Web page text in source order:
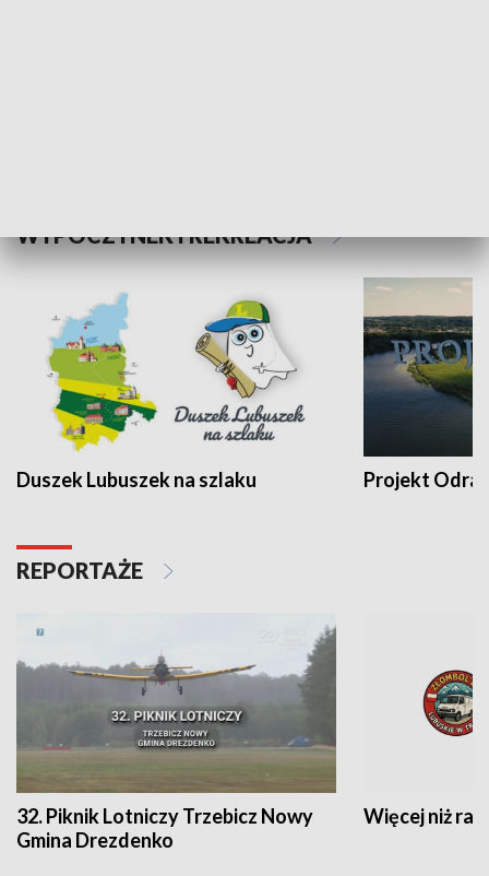
WYPOCZYNEK I REKREACJA
Duszek Lubuszek na szlaku Projekt Odra
REPORTAŻE
32. Piknik Lotniczy Trzebicz Nowy
Gmina Drezdenko
Więcej niż rajd